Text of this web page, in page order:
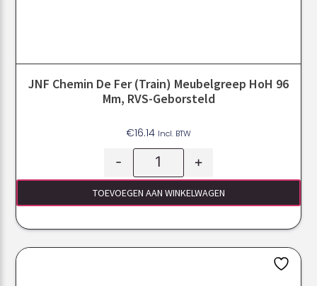
JNF Chemin De Fer (train) Meubelgreep HoH 96
Mm, RVS-Geborsteld
€16.14 Incl. BTW
- +
TOEVOEGEN AAN WINKELWAGEN